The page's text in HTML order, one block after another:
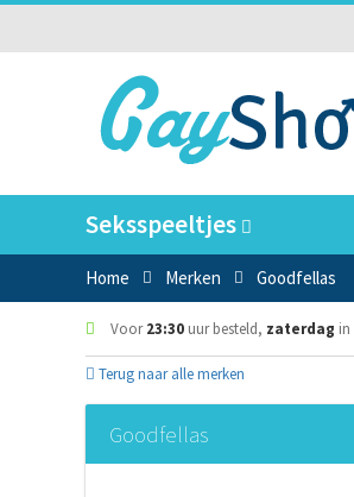
Seksspeeltjes
Home Merken Goodfellas
Voor23:30 uur besteld, zaterdag in
Terug naar alle merken
Goodfellas